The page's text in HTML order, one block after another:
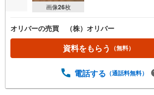
画像26枚
オリバーの売買 （株）オリバー
資料をもらう （無料）
電話する （通話料無料）